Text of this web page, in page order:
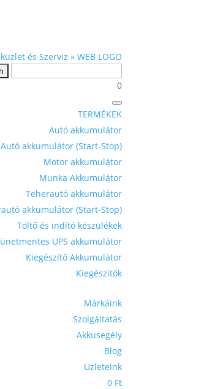
0
TERMÉKEK
Autó akkumulátor
Autó akkumulátor (Start-Stop)
Motor akkumulátor
Munka Akkumulátor
Teherautó akkumulátor
akkumulátor (Start-Stop)
Töltő és indító készülékek
UPS akkumulátor
Kiegészítő Akkumulátor
Kiegészítők
Márkáink
Szolgáltatás
Akkusegély
Blog
Üzleteink
0 Ft